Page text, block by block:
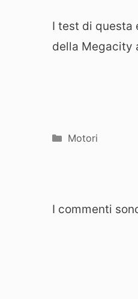
I test di questa
della Megacity
Categorie
Motori
I commenti